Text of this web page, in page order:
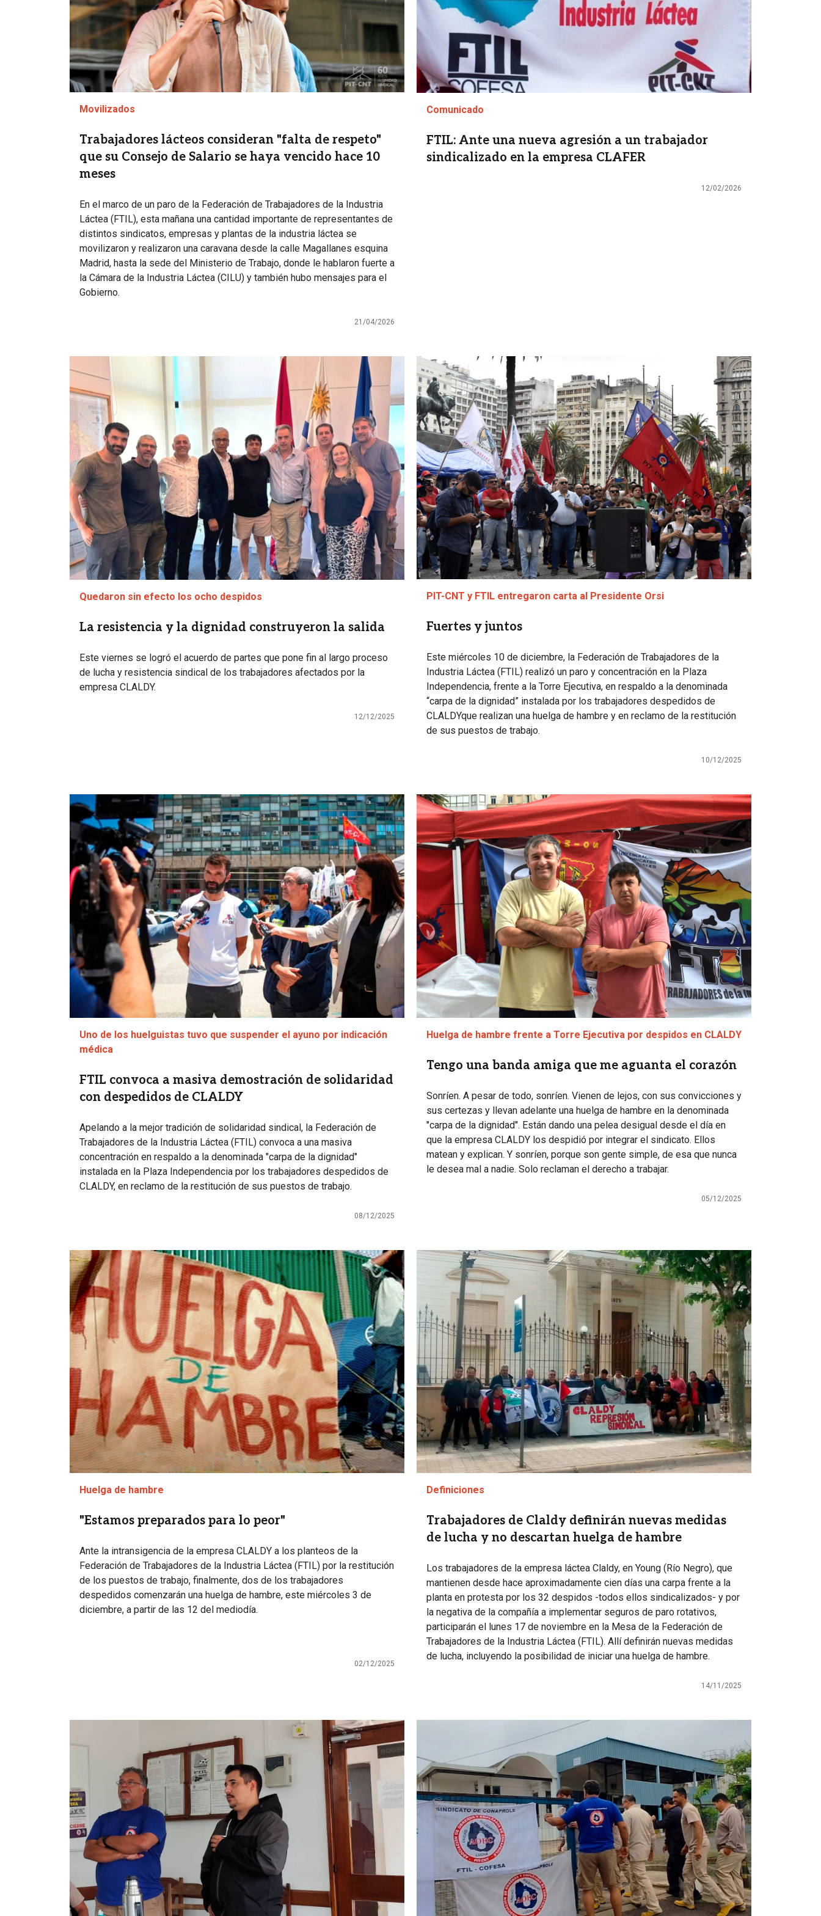
Movilizados
Trabajadores lácteos consideran "falta de respeto"
que su Consejo de Salario se haya vencido hace 10
meses
En el marco de un paro de la Federación de Trabajadores de la Industria
Láctea (FTIL), esta mañana una cantidad importante de representantes de
distintos sindicatos, empresas y plantas de la industria láctea se
movilizaron y realizaron una caravana desde la calle Magallanes esquina
Madrid, hasta la sede del Ministerio de Trabajo, donde le hablaron fuerte a
la Cámara de la Industria Láctea (CILU) y también hubo mensajes para el
Gobierno.
21/04/2026
Comunicado
FTIL: Ante una nueva agresión a un trabajador
sindicalizado en la empresa CLAFER
12/02/2026
Imagen
Quedaron sin efecto los ocho despidos
La resistencia y la dignidad construyeron la salida
Este viernes se logró el acuerdo de partes que pone fin al largo proceso
de lucha y resistencia sindical de los trabajadores afectados por la
empresa CLALDY.
12/12/2025
Imagen
PIT-CNT y FTIL entregaron carta al Presidente Orsi
Fuertes y juntos
Este miércoles 10 de diciembre, la Federación de Trabajadores de la
Industria Láctea (FTIL) realizó un paro y concentración en la Plaza
Independencia, frente a la Torre Ejecutiva, en respaldo a la denominada
“carpa de la dignidad” instalada por los trabajadores despedidos de
CLALDYque realizan una huelga de hambre y en reclamo de la restitución
de sus puestos de trabajo.
10/12/2025
Imagen
Uno de los huelguistas tuvo que suspender el ayuno por indicación
médica
FTIL convoca a masiva demostración de solidaridad
con despedidos de CLALDY
Apelando a la mejor tradición de solidaridad sindical, la Federación de
Trabajadores de la Industria Láctea (FTIL) convoca a una masiva
concentración en respaldo a la denominada "carpa de la dignidad"
instalada en la Plaza Independencia por los trabajadores despedidos de
CLALDY, en reclamo de la restitución de sus puestos de trabajo.
08/12/2025
Imagen
Huelga de hambre frente a Torre Ejecutiva por despidos en CLALDY
Tengo una banda amiga que me aguanta el corazón
Sonríen. A pesar de todo, sonríen. Vienen de lejos, con sus convicciones y
sus certezas y llevan adelante una huelga de hambre en la denominada
"carpa de la dignidad". Están dando una pelea desigual desde el día en
que la empresa CLALDY los despidió por integrar el sindicato. Ellos
matean y explican. Y sonríen, porque son gente simple, de esa que nunca
le desea mal a nadie. Solo reclaman el derecho a trabajar.
05/12/2025
Imagen
Huelga de hambre
"Estamos preparados para lo peor"
Ante la intransigencia de la empresa CLALDY a los planteos de la
Federación de Trabajadores de la Industria Láctea (FTIL) por la restitución
de los puestos de trabajo, finalmente, dos de los trabajadores
despedidos comenzarán una huelga de hambre, este miércoles 3 de
diciembre, a partir de las 12 del mediodía.
02/12/2025
Imagen
Definiciones
Trabajadores de Claldy definirán nuevas medidas
de lucha y no descartan huelga de hambre
Los trabajadores de la empresa láctea Claldy, en Young (Río Negro), que
mantienen desde hace aproximadamente cien días una carpa frente a la
planta en protesta por los 32 despidos -todos ellos sindicalizados- y por
la negativa de la compañía a implementar seguros de paro rotativos,
participarán el lunes 17 de noviembre en la Mesa de la Federación de
Trabajadores de la Industria Láctea (FTIL). Allí definirán nuevas medidas
de lucha, incluyendo la posibilidad de iniciar una huelga de hambre.
14/11/2025